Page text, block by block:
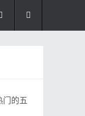
门的五